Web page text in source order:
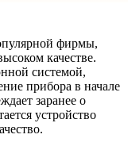
фирмы,
качестве.
системой,
прибора в начале
заранее о
устройство